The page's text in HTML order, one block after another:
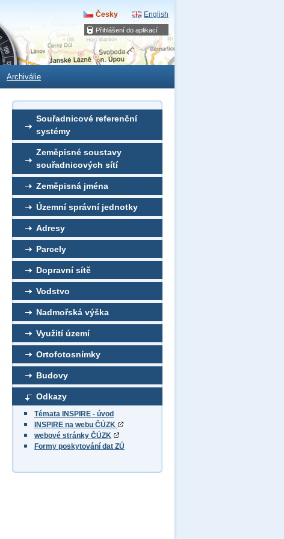
Přihlášení do aplikací
Česky English
Archiválie
Souřadnicové referenční
systémy
Zeměpisné soustavy
souřadnicových sítí
Zeměpisná jména
Územní správní jednotky
Adresy
Parcely
Dopravní sítě
Vodstvo
Nadmořská výška
Využití území
Ortofotosnímky
Budovy
Odkazy
Témata INSPIRE - úvod
INSPIRE na webu ČÚZK
webové stránky ČÚZK
Formy poskytování dat ZÚ